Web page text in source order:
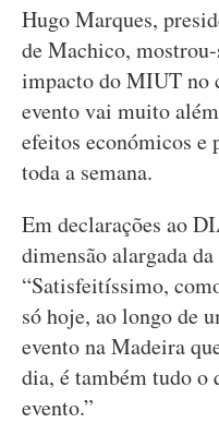
Hugo Marques,
de Machico,
impacto do MIUT no
evento vai muito
efeitos económicos e
toda a semana.
Em declarações ao
dimensão alargada
“Satisfeitíssimo,
só hoje, ao longo de
evento na Madeira
dia, é também tudo o
evento.”